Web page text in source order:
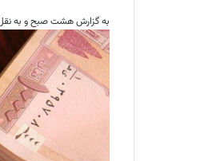
به گزارش هشت صبح و به نقل